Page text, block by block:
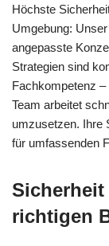
Höchste
Umgebung:
angepasste
Strategien sind
Fachkompetenz
Team arbeitet
umzusetzen. Ihre
für umfassenden
richtigen